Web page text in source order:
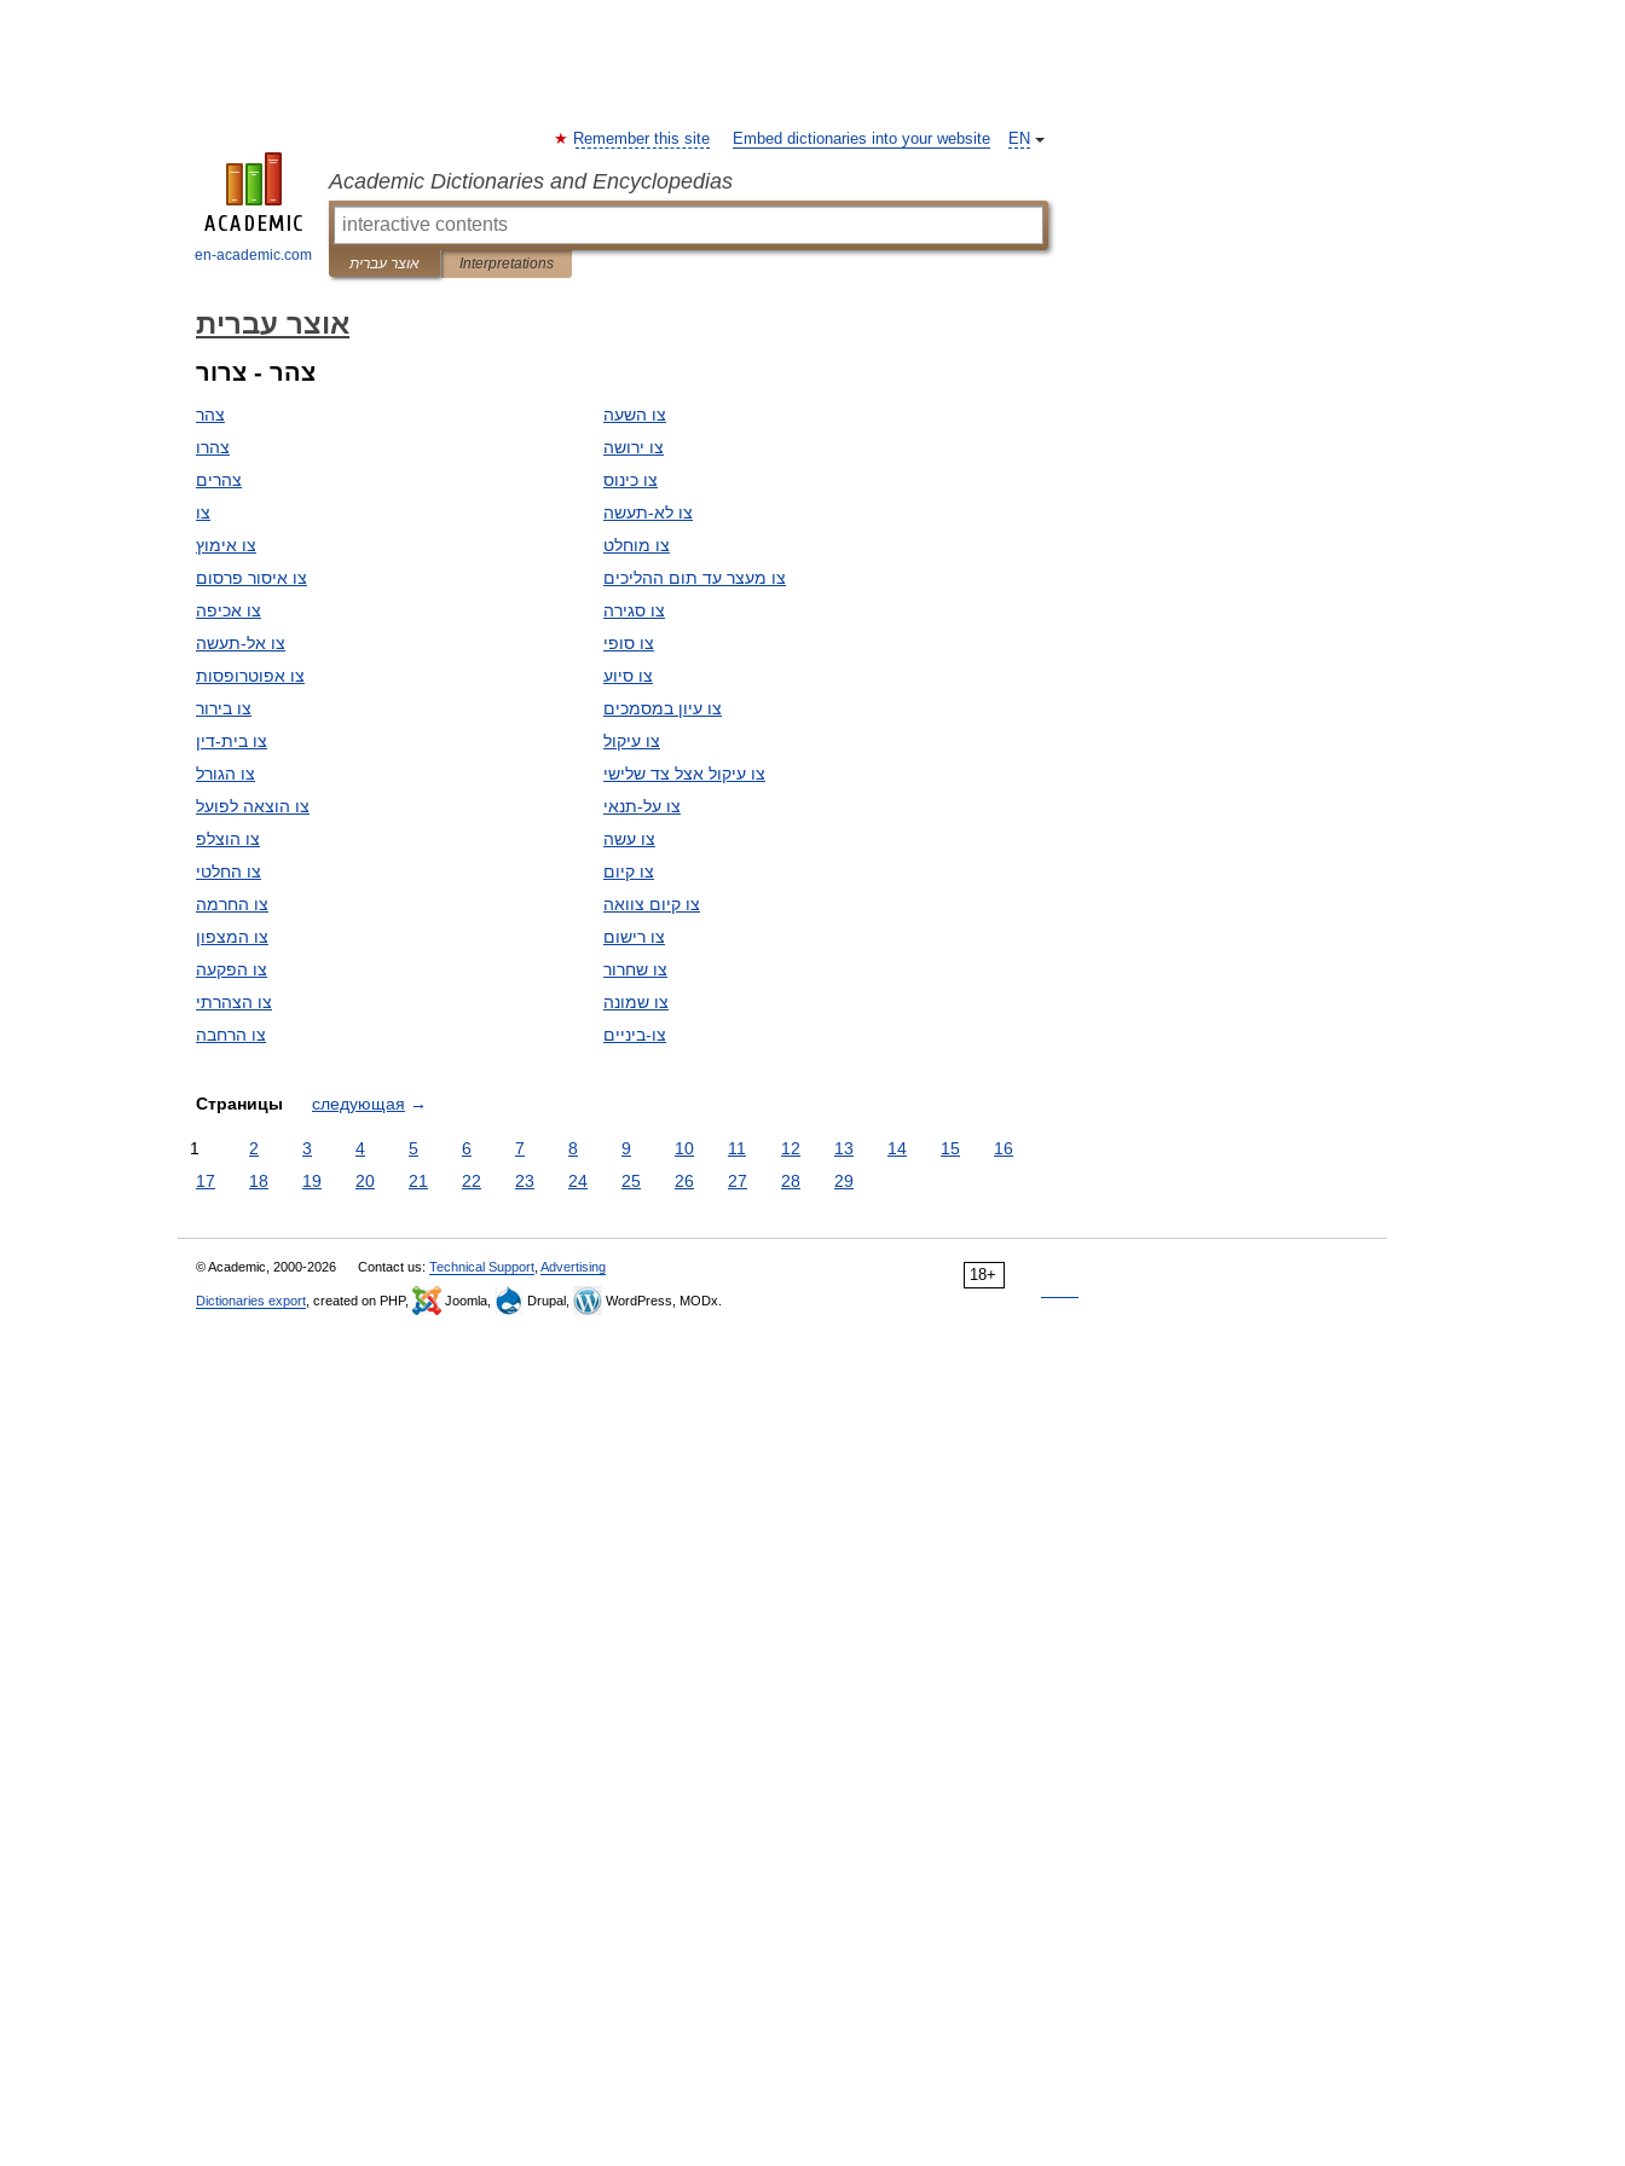
en-academic.com
EN
Remember this site Embed dictionaries into your website
Academic Dictionaries and Encyclopedias
אוצר עברית Interpretations
אוצר עברית
צהר - צרור
צהר
צהרו
צהרים
צו
צו אימוץ
צו איסור פרסום
צו אכיפה
צו אל-תעשה
צו אפוטרופסות
צו בירור
צו בית-דין
צו הגורל
צו הוצאה לפועל
צו הוצלפ
צו החלטי
צו החרמה
צו המצפון
צו הפקעה
צו הצהרתי
צו הרחבה
צו השעה
צו ירושה
צו כינוס
צו לא-תעשה
צו מוחלט
צו מעצר עד תום ההליכים
צו סגירה
צו סופי
צו סיוע
צו עיון במסמכים
צו עיקול
צו עיקול אצל צד שלישי
צו על-תנאי
צו עשה
צו קיום
צו קיום צוואה
צו רישום
צו שחרור
צו שמונה
צו-ביניים
Страницы следующая →
1 2 3 4 5 6 7 8 9 10 11 12 13 14 15
16
17
18 19 20 21 22 23 24 25 26 27 28 29
18+
© Academic, 2000-2026 Contact us: Technical Support Advertising
Dictionaries export , created on PHP, Joomla, Drupal, WordPress, MODx.